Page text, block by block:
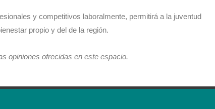
y competitivos laboralmente, permitirá a la juventud
propio y del de la región.
opiniones ofrecidas en este espacio.